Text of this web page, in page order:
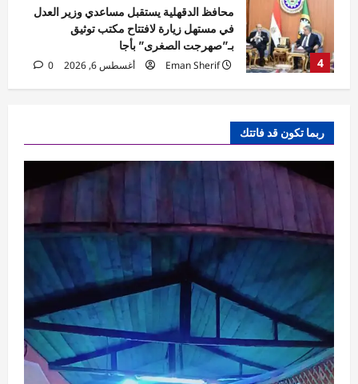
5
محافظ الغربية يتابع نتائج الحملات التموينية
ويؤكد استمرار الرقابة اليومية على المخابز
البلدية
Eman Sherif
أغسطس 6, 2026 0
مهرجان الصيف الدولي بمكتبة الإسكندرية
ينطلق بحفل جماهيري لـ«مسار إجباري»
Eman Sherif
أغسطس 6, 2026 0
3
محافظات
محافظ الغربية يتابع حملات النظافة.. رفع 935
طنًا من بؤر المخلفات
Eman Sherif
أغسطس 6, 2026 0
ربما تكون قد فاتتك